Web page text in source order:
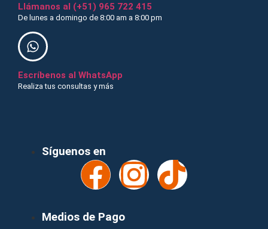
Llámanos al (+51) 965 722 415
De lunes a domingo de 8:00 am a 8:00 pm
Escríbenos al WhatsApp
Realiza tus consultas y más
Síguenos en
Medios de Pago